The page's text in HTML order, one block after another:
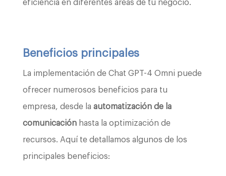
eficiencia en diferentes áreas de tu negocio.
Beneficios principales
La implementación de Chat GPT-4 Omni puede
ofrecer numerosos beneficios para tu
empresa, desde la automatización de la
comunicaciónhasta la optimización de
recursos. Aquí te detallamos algunos de los
principales beneficios: